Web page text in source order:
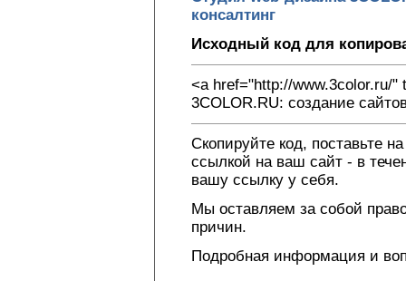
консалтинг
Исходный код для
<a href="http://www.3color.ru/"
3COLOR.RU: создание
Скопируйте код, поставьте
ссылкой на ваш сайт - в
вашу ссылку у себя.
Мы оставляем за собой
причин.
Подробная информация и